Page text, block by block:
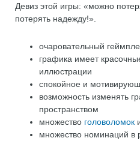
Девиз этой игры: «можно
потерять надежду!».
очаровательный
графика имеет
иллюстрации
спокойное и
возможность изменять
пространством
множество головоломок
множество номинаций в